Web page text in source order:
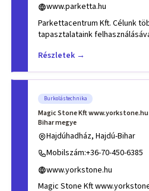
www.parketta.hu
Parkettacentrum Kft. Célunk
tapasztalataink felhasználásával a
Részletek →
Burkolástechnika
Magic Stone Kft
Bihar megye
Hajdúhadház, Hajdú-Bihar
Mobilszám:+36-70-450-6385
www.yorkstone.hu
Magic Stone Kft